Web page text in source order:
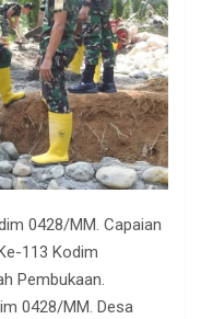
0428/MM. Capaian
113 Kodim
Pembukaan.
0428/MM. Desa